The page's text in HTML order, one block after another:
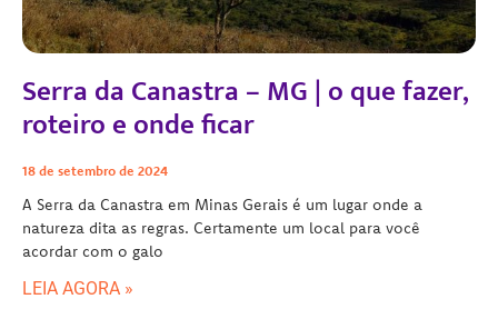
Serra da Canastra – MG | o que fazer,
roteiro e onde ficar
18 de setembro de 2024
A Serra da Canastra em Minas Gerais é um lugar onde a
natureza dita as regras. Certamente um local para você
acordar com o galo
LEIA AGORA »